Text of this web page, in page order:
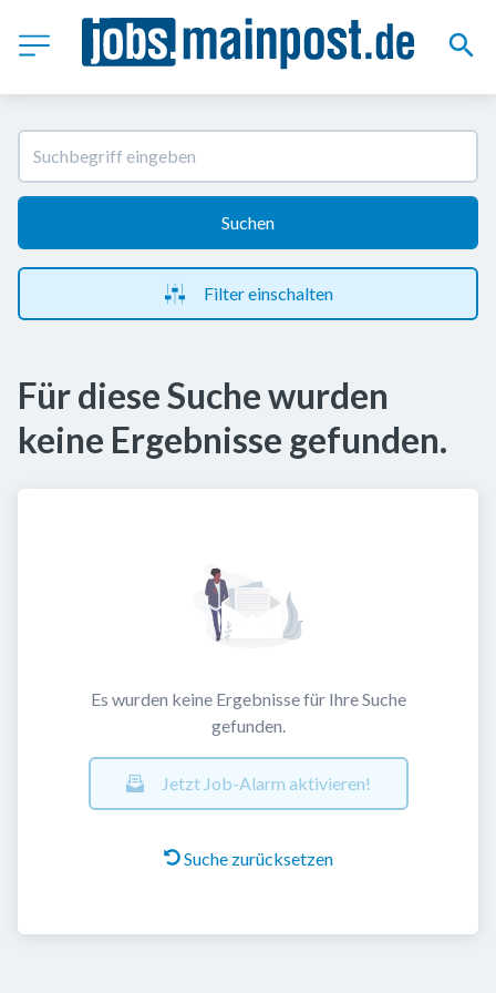
Suchen
Filter einschalten
Für diese Suche wurden
keine Ergebnisse gefunden.
Es wurden keine Ergebnisse für Ihre Suche
gefunden.
Jetzt Job-Alarm aktivieren!
Suche zurücksetzen